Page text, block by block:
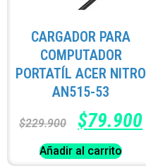
CARGADOR PARA
COMPUTADOR
PORTATÍL ACER NITRO
AN515-53
$229.900 $79.900
Añadir al carrito